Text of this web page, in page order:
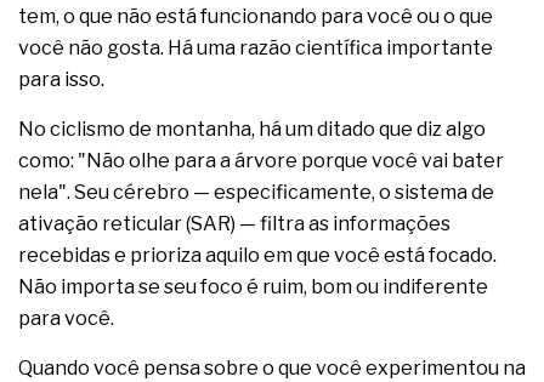
tem, o que não está funcionando para você ou o que
você não gosta. Há uma razão científica importante
para isso.
No ciclismo de montanha, há um ditado que diz algo
como: "Não olhe para a árvore porque você vai bater
nela". Seu cérebro — especificamente, o sistema de
ativação reticular (SAR) — filtra as informações
recebidas e prioriza aquilo em que você está focado.
Não importa se seu foco é ruim, bom ou indiferente
para você.
Quando você pensa sobre o que você experimentou na